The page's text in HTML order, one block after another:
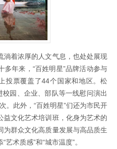
淌着浓厚的人文气息，也处处展现
多年来，“百姓明星”品牌活动参与
投票覆盖了44个国家和地区。松
校园、企业、部队等一线慰问演出
。此外，“百姓明星”们还为市民开
益文化艺术培训班，化身为艺术的
为群众文化高质量发展与高品质生
术质感”和“城市温度”。